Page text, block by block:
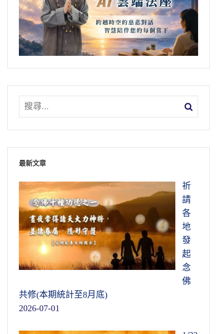
最新文章
祈
請
各
地
發
起
念
佛
共修(本期統計至8月底)
2026-07-01